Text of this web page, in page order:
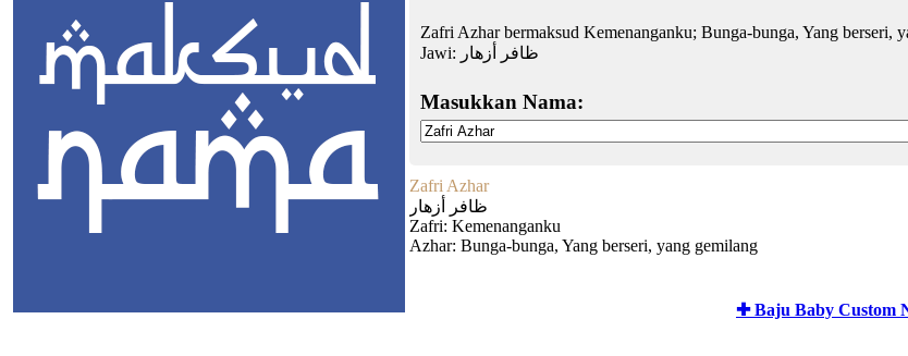
Zafri Azhar bermaksud Kemenanganku; Bunga-bunga, Yang berseri,
Jawi: ظافر أزهار
Masukkan Nama:
Zafri Azhar
ظافر أزهار
Zafri: Kemenanganku
Azhar: Bunga-bunga, Yang berseri, yang gemilang
✚ Baju Baby Custom